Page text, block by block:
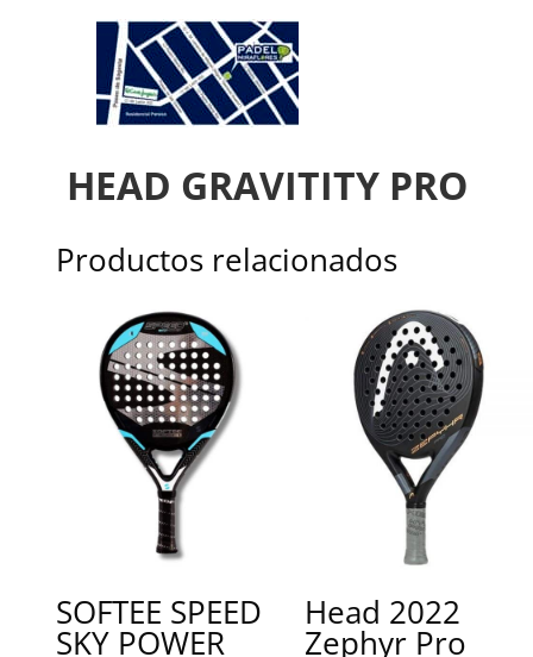
HEAD GRAVITITY PRO
Productos relacionados
SOFTEE SPEED
SKY POWER
Head 2022
Zephyr Pro